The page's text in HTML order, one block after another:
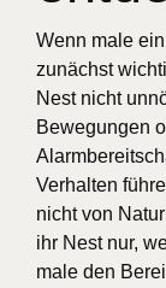
Wenn male
zunächst
Nest nicht
Bewegungen
Verhalten
nicht von
ihr Nest nur,
male den